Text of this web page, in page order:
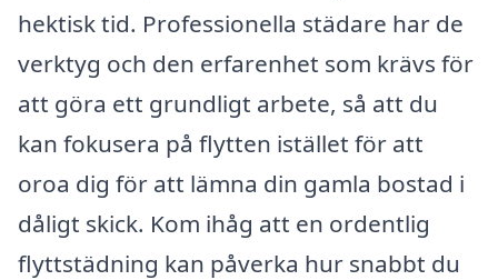
hektisk tid. Professionella städare har de
verktyg och den erfarenhet som krävs för
att göra ett grundligt arbete, så att du
kan fokusera på flytten istället för att
oroa dig för att lämna din gamla bostad i
dåligt skick. Kom ihåg att en ordentlig
flyttstädning kan påverka hur snabbt du